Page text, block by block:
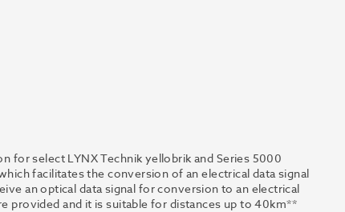
for select LYNX Technik yellobrik and Series 5000
facilitates the conversion of an electrical data signal
an optical data signal for conversion to an electrical
provided and it is suitable for distances up to 40km**